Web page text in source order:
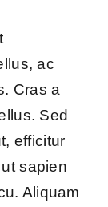
ac
Cras a
Sed
efficitur
sapien
Aliquam